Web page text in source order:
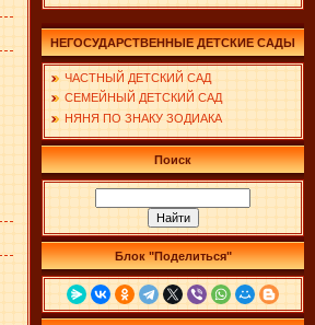
НЕГОСУДАРСТВЕННЫЕ ДЕТСКИЕ САДЫ
ЧАСТНЫЙ ДЕТСКИЙ САД
СЕМЕЙНЫЙ ДЕТСКИЙ САД
НЯНЯ ПО ЗНАКУ ЗОДИАКА
Поиск
Блок "Поделиться"